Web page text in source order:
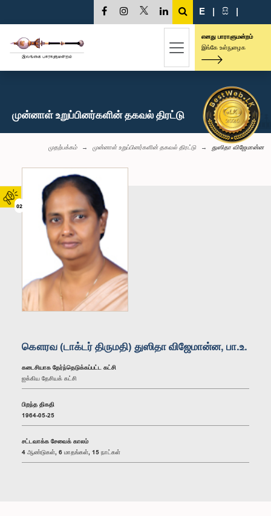
02
E | සි |
எனது பாராளுமன்றம்
இங்கே உள்நுழைக
முன்னாள் உறுப்பினர்களின் தகவல் திரட்டு
முதற்பக்கம் முன்னாள் உறுப்பினர்களின் தகவல் திரட்டு துஸிதா விஜேமான்ன
கௌரவ (டாக்டர் திருமதி) துஸிதா விஜேமான்ன, பா.உ.
கடைசியாக தேர்ந்தெடுக்கப்பட்ட கட்சி
ஐக்கிய தேசியக் கட்சி
பிறந்த திகதி
1964-05-25
சட்டவாக்க சேவைக் காலம்
4 ஆண்டுகள், 6 மாதங்கள், 15 நாட்கள்